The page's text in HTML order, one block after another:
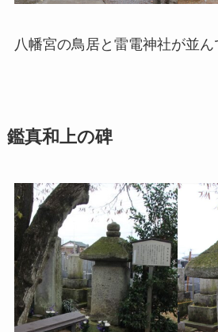
八幡宮の鳥居と雷電神社が並ん
鑑真和上の碑